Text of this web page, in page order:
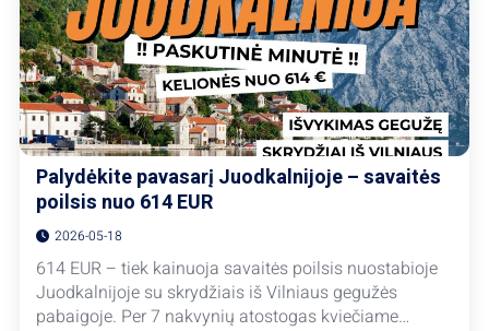
Palydėkite pavasarį Juodkalnijoje – savaitės
poilsis nuo 614 EUR
2026-05-18
614 EUR – tiek kainuoja savaitės poilsis nuostabioje
Juodkalnijoje su skrydžiais iš Vilniaus gegužės
pabaigoje. Per 7 nakvynių atostogas kviečiame…